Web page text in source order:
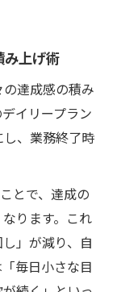
み上げ術
達成感の積み
イリープラン
、業務終了時
とで、達成の
ります。これ
」が減り、自
毎日小さな目